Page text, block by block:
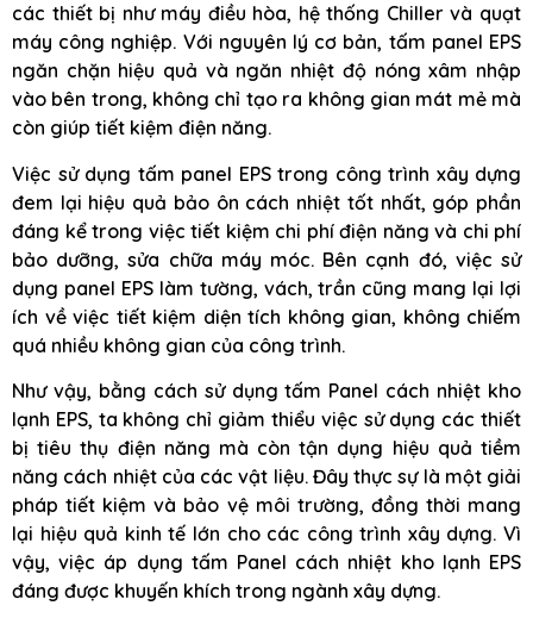
các thiết bị như máy điều hòa, hệ thống Chiller và quạt
máy công nghiệp. Với nguyên lý cơ bản, tấm panel EPS
ngăn chặn hiệu quả và ngăn nhiệt độ nóng xâm nhập
vào bên trong, không chỉ tạo ra không gian mát mẻ mà
còn giúp tiết kiệm điện năng.
Việc sử dụng tấm panel EPS trong công trình xây dựng
đem lại hiệu quả bảo ôn cách nhiệt tốt nhất, góp phần
đáng kể trong việc tiết kiệm chi phí điện năng và chi phí
bảo dưỡng, sửa chữa máy móc. Bên cạnh đó, việc sử
dụng panel EPS làm tường, vách, trần cũng mang lại lợi
ích về việc tiết kiệm diện tích không gian, không chiếm
quá nhiều không gian của công trình.
Như vậy, bằng cách sử dụng tấm Panel cách nhiệt kho
lạnh EPS, ta không chỉ giảm thiểu việc sử dụng các thiết
bị tiêu thụ điện năng mà còn tận dụng hiệu quả tiềm
năng cách nhiệt của các vật liệu. Đây thực sự là một giải
pháp tiết kiệm và bảo vệ môi trường, đồng thời mang
lại hiệu quả kinh tế lớn cho các công trình xây dựng. Vì
vậy, việc áp dụng tấm Panel cách nhiệt kho lạnh EPS
đáng được khuyến khích trong ngành xây dựng.